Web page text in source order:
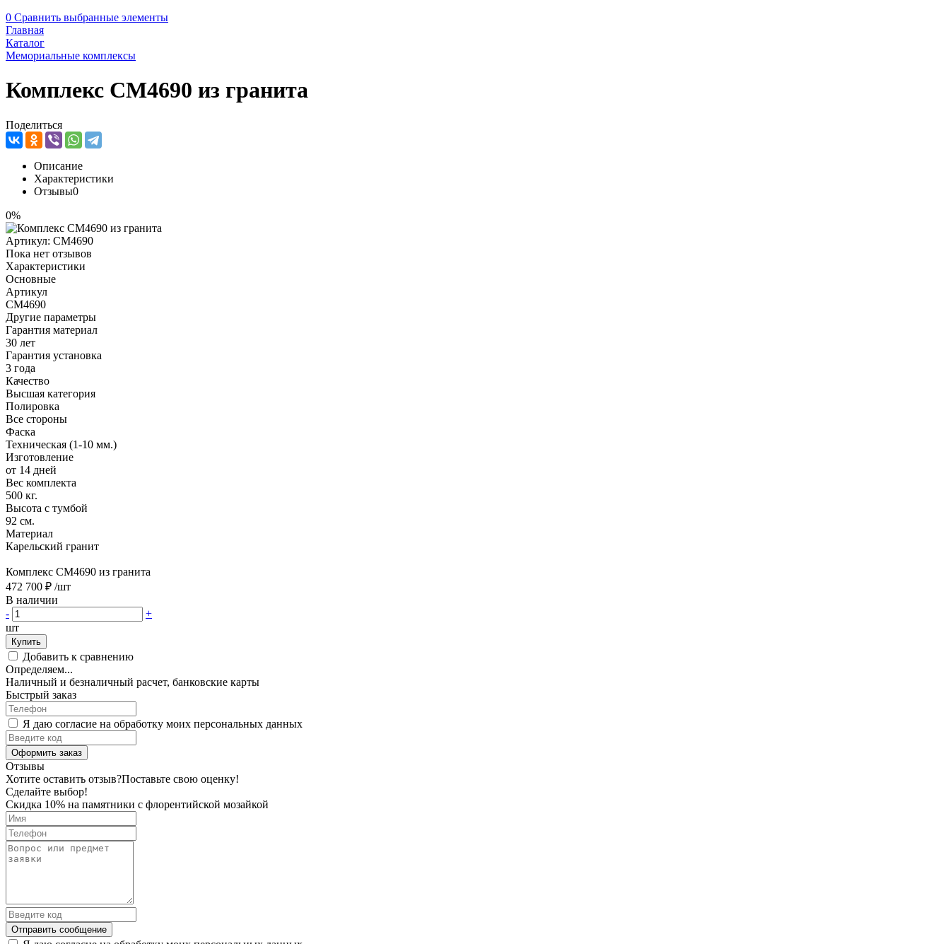
0 Сравнить выбранные элементы
Главная
Каталог
Мемориальные комплексы
Комплекс CM4690 из гранита
Поделиться
Описание
Характеристики
Отзывы0
0%
Артикул: CM4690
Пока нет отзывов
Характеристики
Основные
Артикул
CM4690
Другие параметры
Гарантия материал
30 лет
Гарантия установка
3 года
Качество
Высшая категория
Полировка
Все стороны
Фаска
Техническая (1-10 мм.)
Изготовление
от 14 дней
Вес комплекта
500 кг.
Высота с тумбой
92 см.
Материал
Карельский гранит
Комплекс CM4690 из гранита
472 700 ₽ /шт
В наличии
-
+
шт
Купить
Добавить к сравнению
Определяем...
Наличный и безналичный расчет, банковские карты
Быстрый заказ
Я даю согласие на обработку моих персональных данных
Оформить заказ
Отзывы
Хотите оставить отзыв?Поставьте свою оценку!
Сделайте выбор!
Скидка 10% на памятники с флорентийской мозайкой
Отправить сообщение